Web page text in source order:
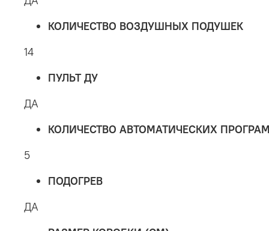
КОЛИЧЕСТВО ВОЗДУШНЫХ ПОДУШЕК
14
ПУЛЬТ ДУ
ДА
КОЛИЧЕСТВО АВТОМАТИЧЕСКИХ
5
ПОДОГРЕВ
ДА